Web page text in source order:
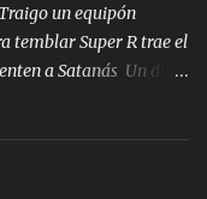
sigan las artilladas
porque ya saben qué
muy poco cuando
un equipón
temblar Super R trae el
a Satanás Un día
saben que la
me ven bien equipado